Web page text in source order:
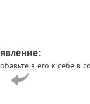
в его к себе в